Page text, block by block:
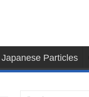
Japanese Particles